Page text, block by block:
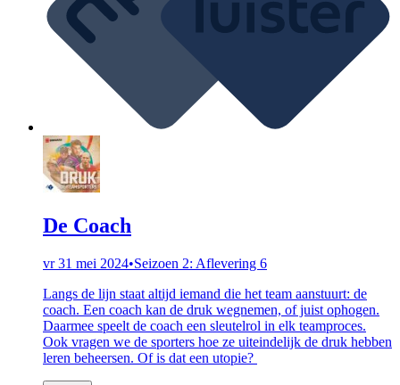
De Coach
vr 31 mei 2024•Seizoen 2: Aflevering 6
Langs de lijn staat altijd iemand die het team aanstuurt: de
coach. Een coach kan de druk wegnemen, of juist ophogen.
Daarmee speelt de coach een sleutelrol in elk teamproces.
Ook vragen we de sporters hoe ze uiteindelijk de druk hebben
leren beheersen. Of is dat een utopie?